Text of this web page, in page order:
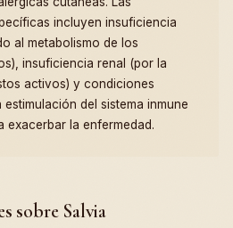
incluyen insuficiencia
al metabolismo de los
insuficiencia renal (por la
activos) y condiciones
del sistema inmune
exacerbar la enfermedad.
sobre Salvia